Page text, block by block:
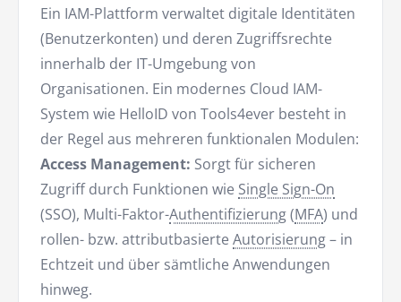
Ein IAM-Plattform verwaltet digitale Identitäten
(Benutzerkonten) und deren Zugriffsrechte
innerhalb der IT-Umgebung von
Organisationen. Ein modernes Cloud IAM-
System wie HelloID von Tools4ever besteht in
der Regel aus mehreren funktionalen Modulen:
Access Management: Sorgt für sicheren
Zugriff durch Funktionen wie Single Sign-On
(SSO), Multi-Faktor-Authentifizierung(MFA) und
rollen- bzw. attributbasierte Autorisierung– in
Echtzeit und über sämtliche Anwendungen
hinweg.